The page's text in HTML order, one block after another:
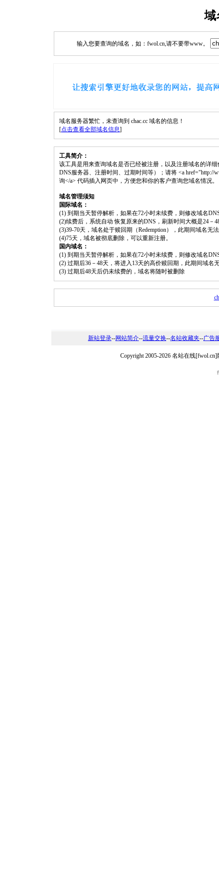
域
输入您要查询的域名，如：fwol.cn,请不要带www。
域名服务器繁忙，未查询到 chac.cc 域名的信息！
[点击查看全部域名信息]
工具简介：
该工具是用来查询域名是否已经被注册，以及注册域名的详
DNS服务器、注册时间、过期时间等）；请将 <a href="http://
询</a> 代码插入网页中，方便您和你的客户查询您域名情况。
域名管理须知
国际域名：
(1) 到期当天暂停解析，如果在72小时未续费，则修改域名
(2)续费后，系统自动 恢复原来的DNS，刷新时间大概是24－
(3)39-70天，域名处于赎回期（Redemption），此期间域名无
(4)75天，域名被彻底删除，可以重新注册。
国内域名：
(1) 到期当天暂停解析，如果在72小时未续费，则修改域名
(2) 过期后36－48天，将进入13天的高价赎回期，此期间域名
(3) 过期后48天后仍未续费的，域名将随时被删除
新站登录--网站简介--流量交换--名站收藏夹--广告
Copyright 2005-2026 名站在线